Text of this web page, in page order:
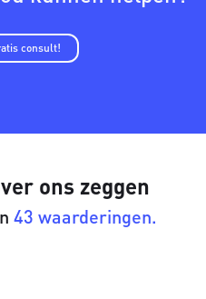
consult!
ons zeggen
43 waarderingen.